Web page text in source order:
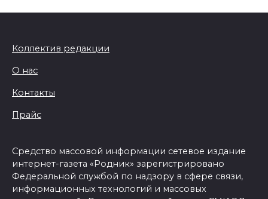
Коллектив редакции
О нас
Контакты
Прайс
Средство массовой информации сетевое издание
интернет-газета «Родник» зарегистрировано
Федеральной службой по надзору в сфере связи,
информационных технологий и массовых